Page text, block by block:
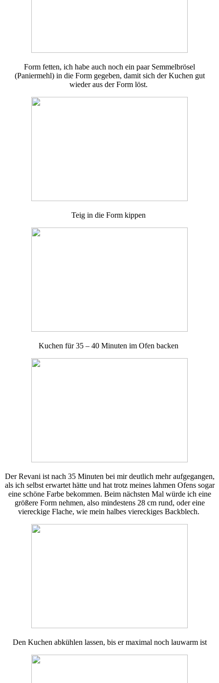
Form fetten, ich habe auch noch ein paar Semmelbrösel
(Paniermehl) in die Form gegeben, damit sich der Kuchen gut
wieder aus der Form löst.
Teig in die Form kippen
Kuchen für 35 – 40 Minuten im Ofen backen
Der Revani ist nach 35 Minuten bei mir deutlich mehr aufgegangen,
als ich selbst erwartet hätte und hat trotz meines lahmen Ofens sogar
eine schöne Farbe bekommen. Beim nächsten Mal würde ich eine
größere Form nehmen, also mindestens 28 cm rund, oder eine
viereckige Flache, wie mein halbes viereckiges Backblech.
Den Kuchen abkühlen lassen, bis er maximal noch lauwarm ist